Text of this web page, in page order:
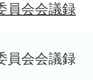
員会会議録
員会会議録